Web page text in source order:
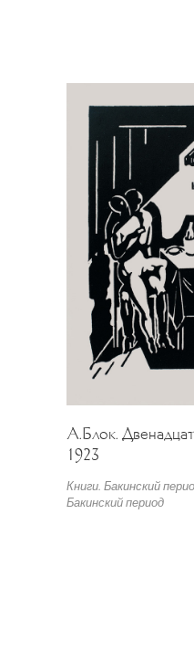
А.Блок.
1923
Книги. Бакинский
Бакинский период